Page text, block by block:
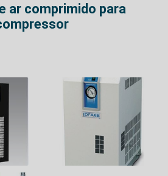
ar comprimido para